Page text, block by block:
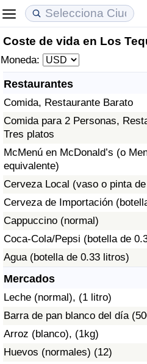
Coste de vida en Los
Moneda:
Restaurantes
Comida, Restaurante Barato
Comida para 2 Personas,
Tres platos
McMenú en McDonald’s (o
equivalente)
Cerveza Local (vaso o pinta
Cerveza de Importación
Cappuccino (normal)
Coca-Cola/Pepsi (botella de
Agua (botella de 0.33 litros)
Mercados
Leche (normal), (1 litro)
Barra de pan blanco del día
Arroz (blanco), (1kg)
Huevos (normales) (12)
Coste de vida
Índice de Costo de Vida
Índice de costo de vida por
en aqaba
Precios de las propiedades
Índice de Precios de
Índice de Precios de
Calidad de Vida
Índice de Calidad de Vida
Índice de calidad de vida por
Delincuencia
Calificación del Índice de
(Actual)
Índice de Criminalidad
Índice de criminalidad por país
Sanidad
Índice de Sanidad (Actual)